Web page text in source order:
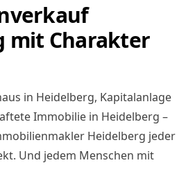
mit Charakter
in Heidelberg, Kapitalanlage
Immobilie in Heidelberg –
Heidelberg jeder
Und jedem Menschen mit